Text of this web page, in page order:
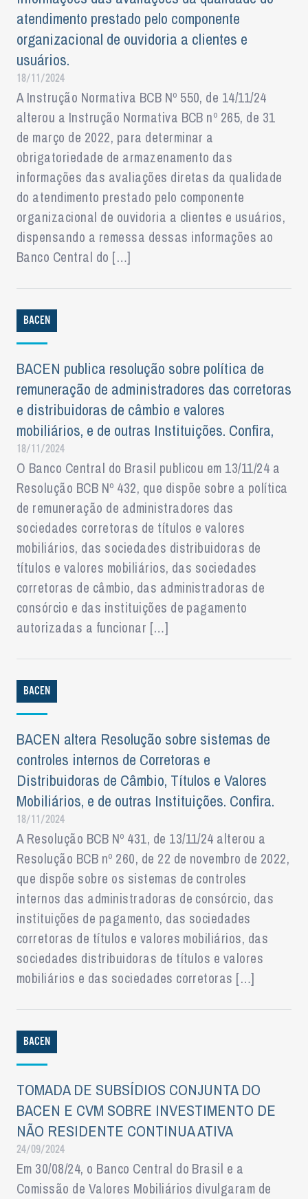
atendimento prestado pelo componente
organizacional de ouvidoria a clientes e
usuários.
18/11/2024
A Instrução Normativa BCB Nº 550, de 14/11/24
alterou a Instrução Normativa BCB nº 265, de 31
de março de 2022, para determinar a
obrigatoriedade de armazenamento das
informações das avaliações diretas da qualidade
do atendimento prestado pelo componente
organizacional de ouvidoria a clientes e usuários,
dispensando a remessa dessas informações ao
Banco Central do […]
BACEN
BACEN publica resolução sobre política de
remuneração de administradores das corretoras
e distribuidoras de câmbio e valores
mobiliários, e de outras Instituições. Confira,
18/11/2024
O Banco Central do Brasil publicou em 13/11/24 a
Resolução BCB Nº 432, que dispõe sobre a política
de remuneração de administradores das
sociedades corretoras de títulos e valores
mobiliários, das sociedades distribuidoras de
títulos e valores mobiliários, das sociedades
corretoras de câmbio, das administradoras de
consórcio e das instituições de pagamento
autorizadas a funcionar […]
BACEN
BACEN altera Resolução sobre sistemas de
controles internos de Corretoras e
Distribuidoras de Câmbio, Títulos e Valores
Mobiliários, e de outras Instituições. Confira.
18/11/2024
A Resolução BCB Nº 431, de 13/11/24 alterou a
Resolução BCB nº 260, de 22 de novembro de 2022,
que dispõe sobre os sistemas de controles
internos das administradoras de consórcio, das
instituições de pagamento, das sociedades
corretoras de títulos e valores mobiliários, das
sociedades distribuidoras de títulos e valores
mobiliários e das sociedades corretoras […]
BACEN
TOMADA DE SUBSÍDIOS CONJUNTA DO
BACEN E CVM SOBRE INVESTIMENTO DE
NÃO RESIDENTE CONTINUA ATIVA
24/09/2024
Em 30/08/24, o Banco Central do Brasil e a
Comissão de Valores Mobiliários divulgaram de